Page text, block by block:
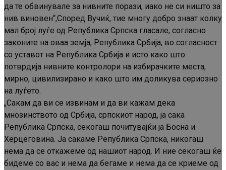
да те обвинувале за нивните порази, иако не си ништо за
нив виновен“,Според Вучиќ, тие многу добро знаат колку
мал број луѓе од Република Српска гласале, согласно
законите на оваа земја, Република Србија, во согласност
со уставот на Република Србија и исто како што
потврдија нивните контролори на избирачките места,
мирно, цивилизирано и како што им доликува сериозно
на луѓето.
„Сакам да ви се извинам и да ви кажам дека
мнозинството од Србија, српскиот народ, ја сака
Република Српска, секогаш почитувајќи ја Босна и
Херцеговина. Ја сакаме Република Српска, никогаш
нема да се откажеме од нашиот народ. И ние секогаш ќе
бидеме со вас и нема да бегаме и нема да се криеме од